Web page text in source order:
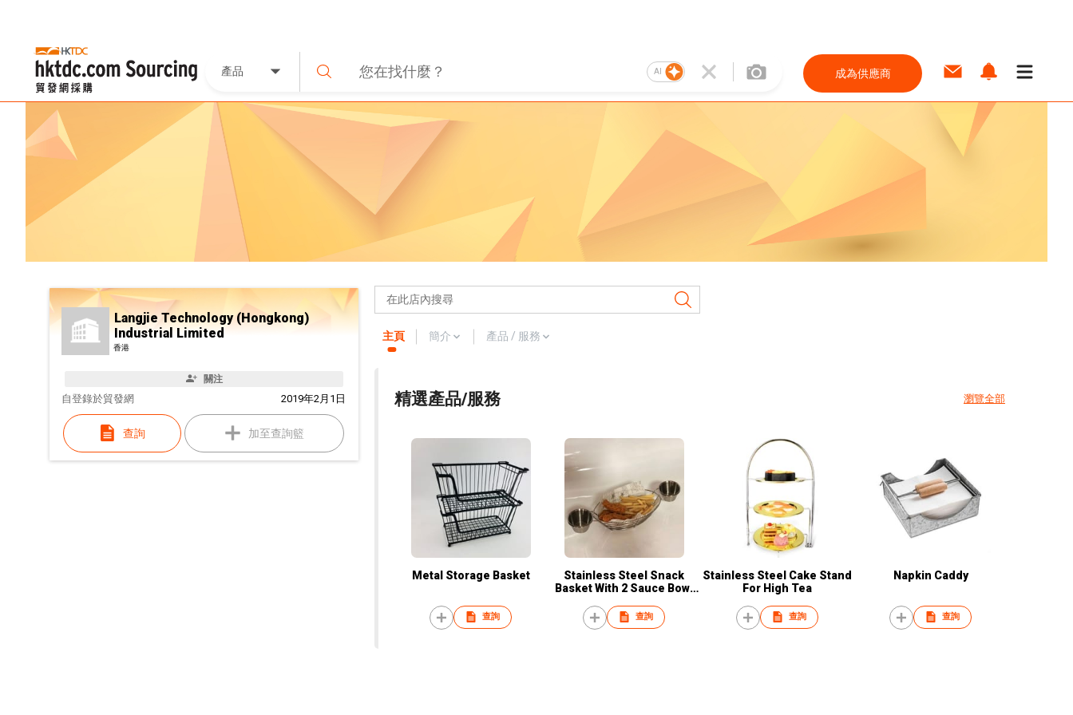
產品 AI 成為供應商
Langjie Technology (Hongkong)
Industrial Limited
香港
關注
自 2019年2月1日
登錄於貿發網
查詢 加至查詢籃
主頁 簡介 產品 / 服務
精選產品/服務 瀏覽全部
Metal Storage Basket
查詢
Stainless Steel Snack
Basket With 2 Sauce Bowl
查詢
Stainless Steel Cake Stand
For High Tea
查詢
Napkin Caddy
查詢